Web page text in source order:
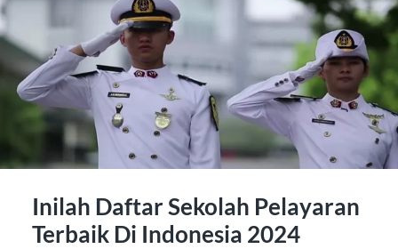
Inilah Daftar Sekolah Pelayaran
Terbaik Di Indonesia 2024